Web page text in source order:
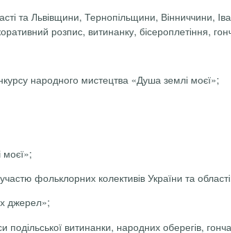
та Львівщини, Тернопільщини, Вінниччини,
розпис, витинанку, бісероплетіння,
народного мистецтва «Душа землі моєї»;
фольклорних колективів України та
джерел»;
витинанки, народних оберегів,